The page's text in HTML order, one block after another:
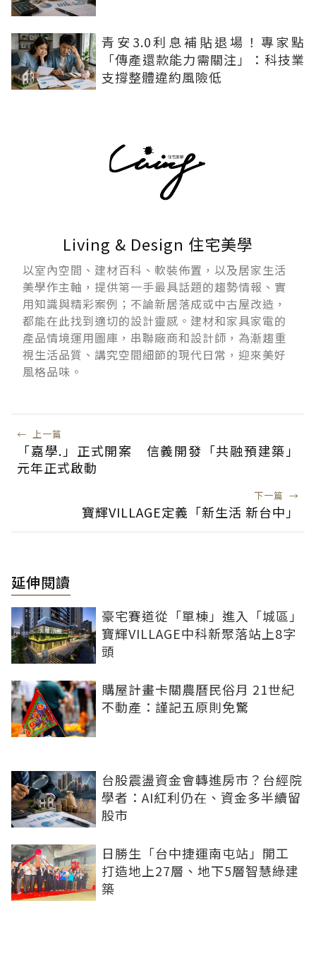
青安3.0利息補貼退場！專家點
「傳產還款能力需關注」：科技業
支撐整體違約風險低
Living & Design 住宅美學
以室內空間、建材百科、軟裝佈置，以及居家生活
美學作主軸，提供第一手最具話題的趨勢情報、實
用知識與精彩案例；不論新居落成或中古屋改造，
都能在此找到適切的設計靈感。建材和家具家電的
產品情境運用圖庫，串聯廠商和設計師，為漸趨重
視生活品質、講究空間細節的現代日常，迎來美好
風格品味。
← 上一篇
「嘉學.」正式開案 信義開發「共融預建築」
元年正式啟動
下一篇 →
寶輝VILLAGE定義「新生活 新台中」
延伸閱讀
豪宅賽道從「單棟」進入「城區」
寶輝VILLAGE中科新聚落站上8字
頭
購屋計畫卡關農曆民俗月 21世紀
不動產：謹記五原則免驚
台股震盪資金會轉進房市？台經院
學者：AI紅利仍在、資金多半續留
股市
日勝生「台中捷運南屯站」開工
打造地上27層、地下5層智慧綠建
築